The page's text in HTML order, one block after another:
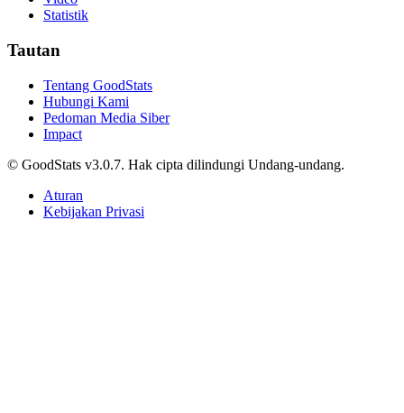
Statistik
Tautan
Tentang GoodStats
Hubungi Kami
Pedoman Media Siber
Impact
© GoodStats v3.0.7. Hak cipta dilindungi Undang-undang.
Aturan
Kebijakan Privasi